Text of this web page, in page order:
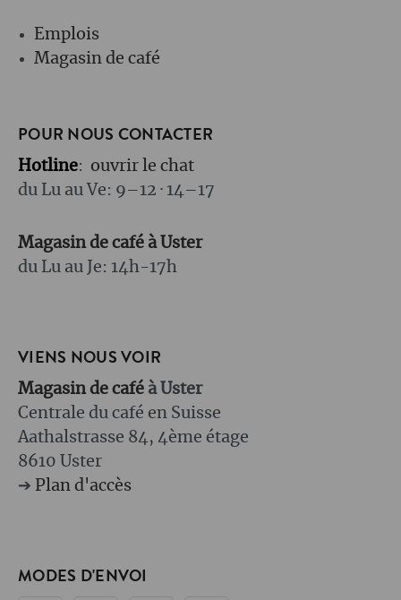
Emplois
Magasin de café
POUR NOUS CONTACTER
Hotline: ouvrir le chat
du Lu au Ve: 9–12 · 14–17
Magasin de café à Uster
du Lu au Je: 14h-17h
VIENS NOUS VOIR
Magasin de café à Uster
Centrale du café en Suisse
Aathalstrasse 84, 4ème étage
8610 Uster
➔ Plan d'accès
MODES D'ENVOI